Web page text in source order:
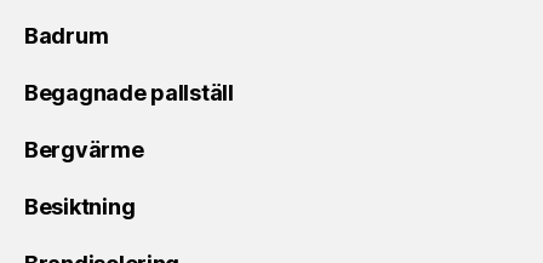
Badrum
Begagnade pallställ
Bergvärme
Besiktning